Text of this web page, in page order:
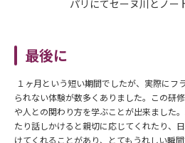
パリにてセーヌ川とノー
最後に
１ヶ月という短い期間でしたが、実際にフ
られない体験が数多くありました。この研
や人との関わり方を学ぶことが出来ました
たり話しかけると親切に応じてくれたり、
けてくれることがあり、とてもうれしい瞬間